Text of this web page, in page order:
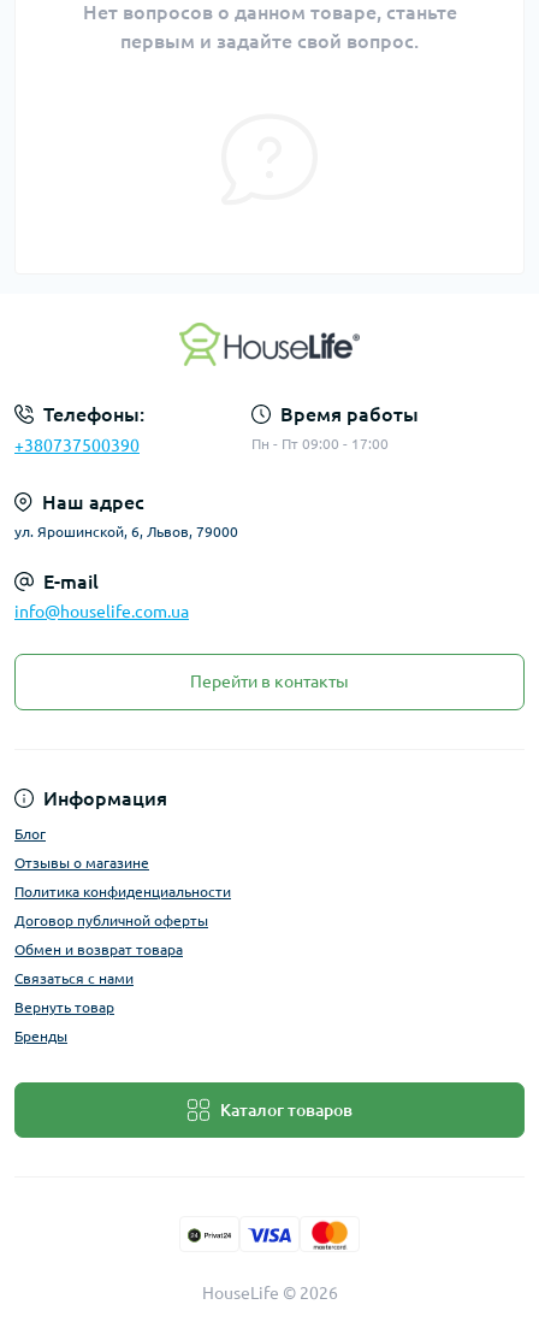
Нет вопросов о данном товаре, станьте
первым и задайте свой вопрос.
Телефоны:
+380737500390
Время работы
Пн - Пт 09:00 - 17:00
Наш адрес
ул. Ярошинской, 6, Львов, 79000
E-mail
info@houselife.com.ua
Перейти в контакты
Информация
Блог
Отзывы о магазине
Политика конфиденциальности
Договор публичной оферты
Обмен и возврат товара
Связаться с нами
Вернуть товар
Бренды
Каталог товаров
HouseLife © 2026